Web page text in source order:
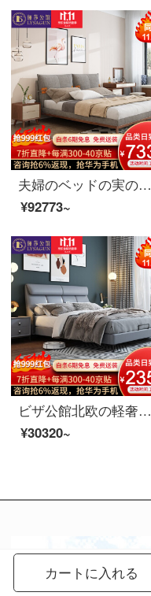
夫婦のベッドの実の木のベッド北欧の布芸ベッドの寝室は簡単にダブルベッドの結婚する逸品の家具の寝室の3つのセット+007クローゼット+化粧台の1.8メートル*2.0メートルを約束します。
¥92773~
ビザ公館北欧の軽奢な真皮ベッド現代簡単なダブルベッドルームの逸品家具の真皮ベッド1800*2000
¥30320~
カートに入れる